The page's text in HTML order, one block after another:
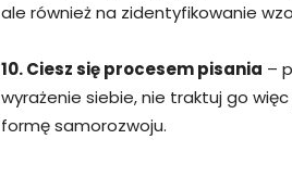
ale również na zidentyfikowanie
10. Ciesz się procesem pisania –
wyrażenie siebie, nie traktuj go
formę samorozwoju.